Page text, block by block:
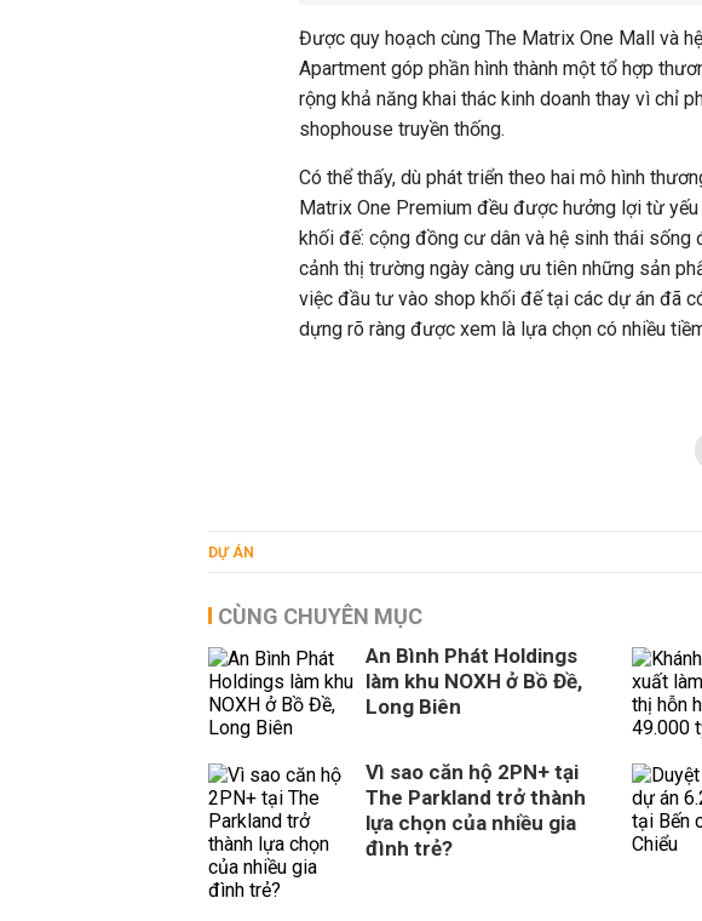
Được quy hoạch cùng The Matrix One Mall và
Apartment góp phần hình thành một tổ hợp
rộng khả năng khai thác kinh doanh thay vì chỉ
shophouse truyền thống.
Có thể thấy, dù phát triển theo hai mô hình
Matrix One Premium đều được hưởng lợi từ
khối đế: cộng đồng cư dân và hệ sinh thái sống
cảnh thị trường ngày càng ưu tiên những sản
việc đầu tư vào shop khối đế tại các dự án đã
dựng rõ ràng được xem là lựa chọn có nhiều
DỰ ÁN
CÙNG CHUYÊN MỤC
An Bình Phát Holdings
làm khu NOXH ở Bồ Đề,
Long Biên
Vì sao căn hộ 2PN+ tại
The Parkland trở thành
lựa chọn của nhiều gia
đình trẻ?